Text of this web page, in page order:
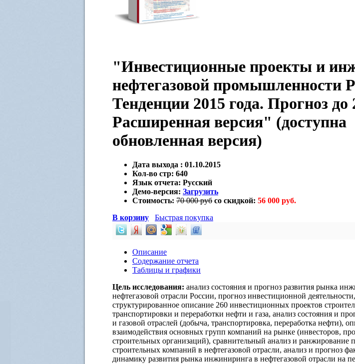
"Инвестиционные проекты и
нефтегазовой промышленности
Тенденции 2015 года. Прогноз до
Расширенная версия" (доступна
обновленная версия)
Дата выхода : 01.10.2015
Кол-во стр: 640
Язык отчета: Русский
Демо-версия: Загрузить
Стоимость: 70 000 руб со скидкой: 56 000 руб.
В корзину
Быстрая покупка
Описание
Содержание отчета
Таблицы и графики
Цель исследования: анализ состояния и прогноз развития рынка
нефтегазовой отрасли России, прогноз инвестиционной
структурированное описание 260 инвестиционных проектов
транспортировки и переработки нефти и газа, анализ состояния и
и газовой отраслей (добыча, транспортировка, переработка нефти),
взаимодействия основных групп компаний на рынке (инвесторов,
строительных организаций), сравнительный анализ и ранжирование
строительных компаний в нефтегазовой отрасли, анализ и прогноз
динамику развития рынка инжиниринга в нефтегазовой отрасли на